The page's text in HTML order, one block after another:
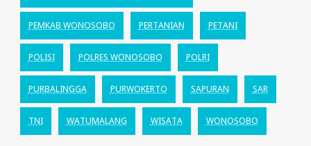
PEMKAB WONOSOBO PERTANIAN PETANI
POLISI POLRES WONOSOBO POLRI
PURBALINGGA PURWOKERTO SAPURAN SAR
TNI WATUMALANG WISATA WONOSOBO